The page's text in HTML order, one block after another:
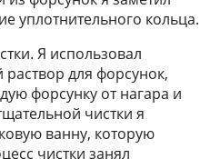
уплотнительного кольца.
Я использовал
для форсунок,
форсунку от нагара и
чистки я
ванну, которую
чистки занял